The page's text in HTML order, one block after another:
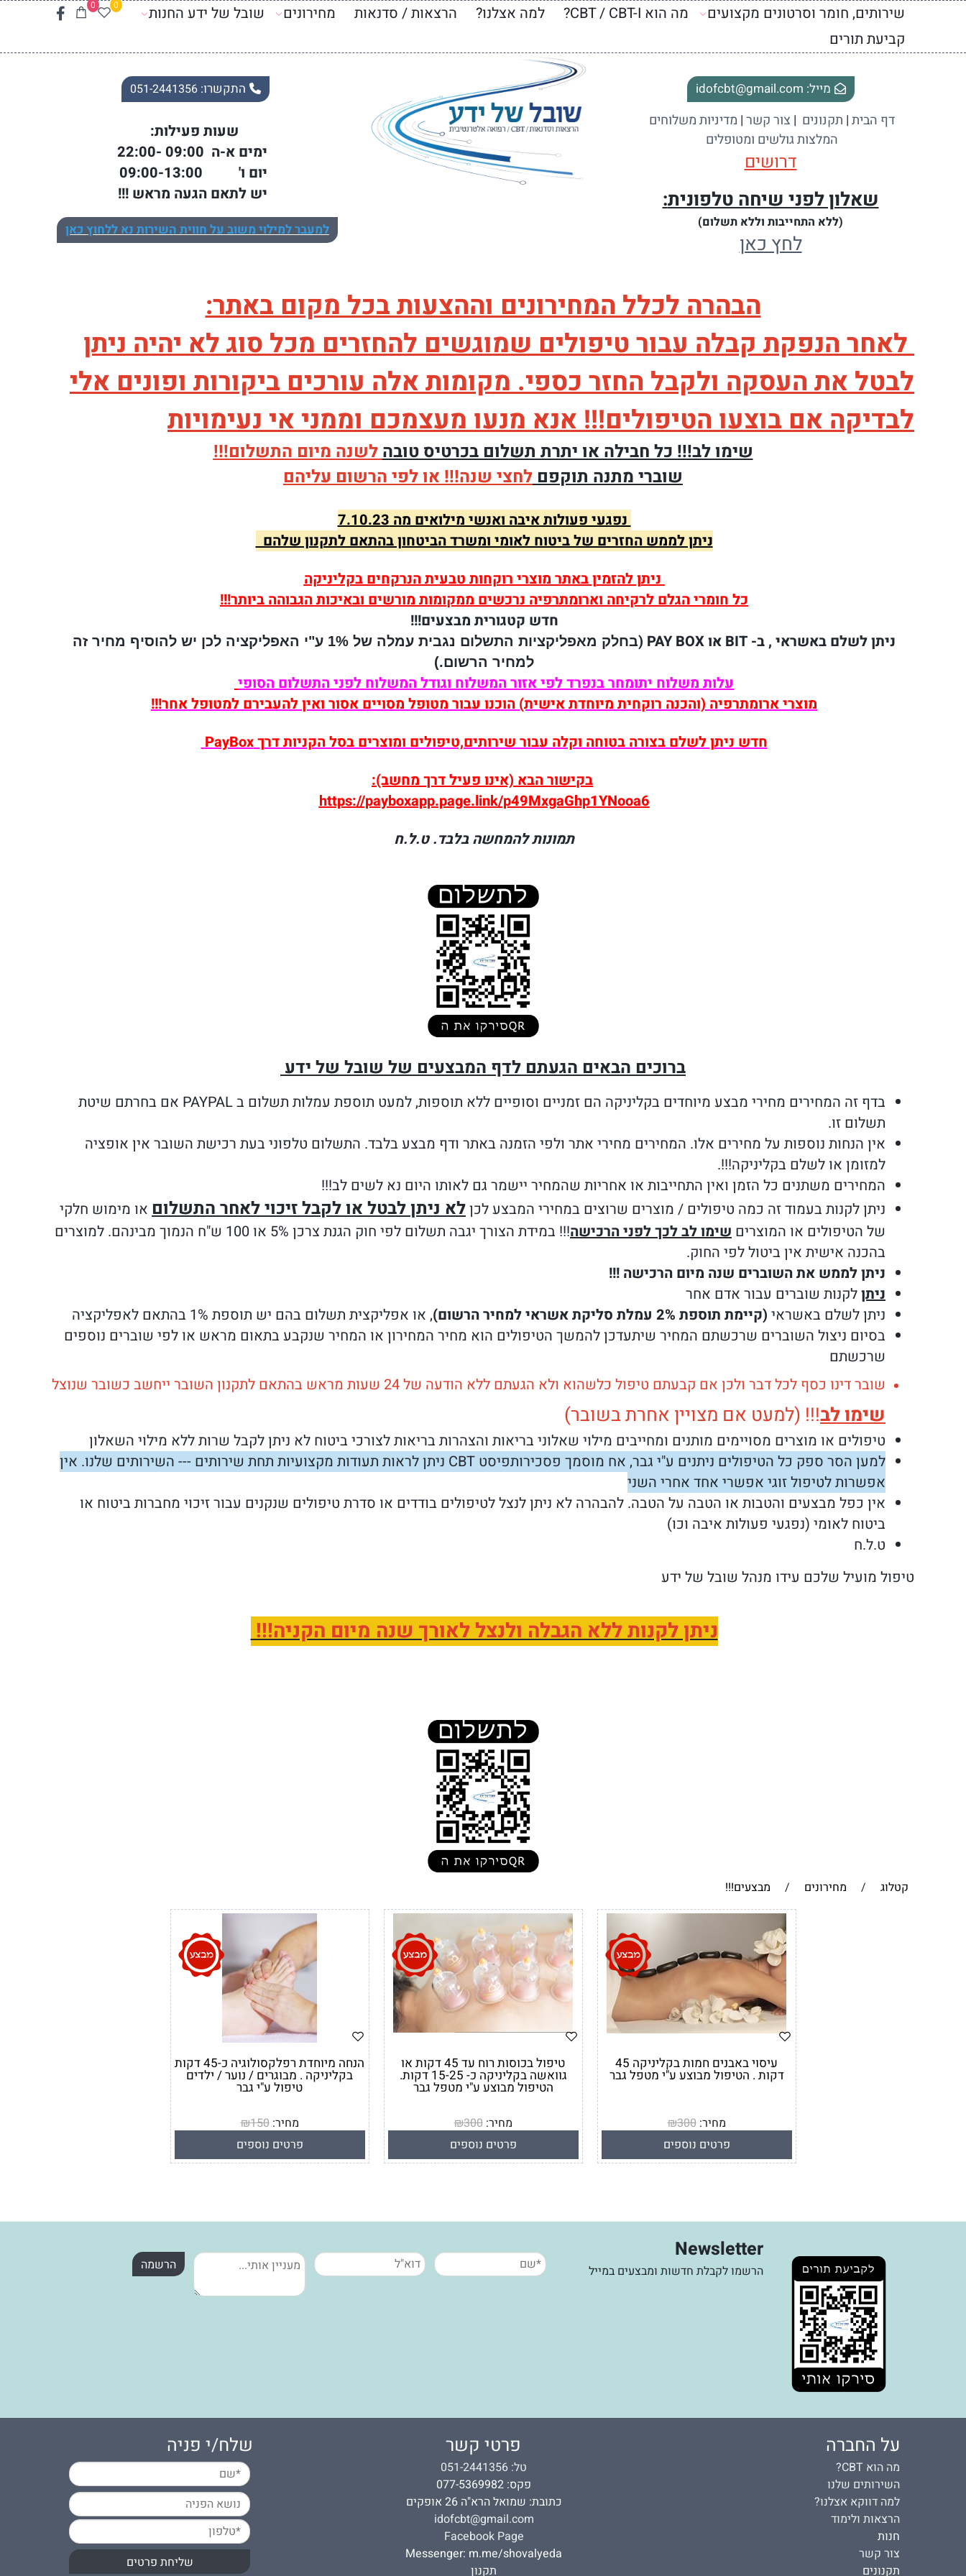
מייל: idofcbt@gmail.com
דף הבית| תקנונים | צור קשר| מדיניות משלוחים
המלצות גולשים ומטופלים
דרושים
שאלון לפני שיחה טלפונית:
(ללא התחייבות וללא תשלום)
לחץ כאן
התקשרו: 051-2441356
שעות פעילות:
ימים א-ה 09:00 -22:00
יום ו' 09:00-13:00
יש לתאם הגעה מראש !!!
למעבר למילוי משוב על חווית השירות נא ללחוץ כאן
0 0 שירותים, חומר וסרטונים מקצועים מה הוא CBT / CBT-I? למה אצלנו? הרצאות / סדנאות מחירונים
שובל של ידע החנות
קביעת תורים
הבהרה לכלל המחירונים וההצעות בכל מקום באתר:
לאחר הנפקת קבלה עבור טיפולים שמוגשים להחזרים מכל סוג לא יהיה ניתן
לבטל את העסקה ולקבל החזר כספי. מקומות אלה עורכים ביקורות ופונים אלי
לבדיקה אם בוצעו הטיפולים!!! אנא מנעו מעצמכם וממני אי נעימויות
שימו לב!!! כל חבילה או יתרת תשלום בכרטיס טובהלשנה מיום התשלום!!!
שוברי מתנה תוקפםלחצי שנה!!! או לפי הרשום עליהם
נפגעי פעולות איבה ואנשי מילואים מה 7.10.23
ניתן לממש החזרים של ביטוח לאומי ומשרד הביטחון בהתאם לתקנון שלהם
ניתן להזמיןבאתרמוצרי רוקחות טבעית הנרקחים בקליניקה
כל חומרי הגלם לרקיחה וארומתרפיה נרכשים ממקומות מורשים ובאיכות הגבוהה ביותר!!!
חדש קטגורית מבצעים!!!
ניתן לשלם באשראי , ב-
בחלק מאפליקציות התשלום נגבית עמלה של 1% ע"י האפליקציה לכן יש להוסיף מחיר זה
למחיר הרשום.)
עלות משלוח יתומחר בנפרד לפי אזור המשלוח וגודל המשלוח לפני התשלום הסופי
מוצרי ארומתרפיה (והכנה רוקחית מיוחדת אישית) הוכנו עבור מטופל מסויים אסור ואין להעבירם למטופל אחר!!!
חדש ניתן לשלם בצורה בטוחה וקלה עבור שירותים,טיפולים ומוצרים בסל הקניות דרך PayBox
בקישור הבא (אינו פעיל דרך מחשב):
https://payboxapp.page.link/p49MxgaGhp1YNooa6
תמונות להמחשה בלבד. ט.ל.ח
ברוכים הבאים הגעתם לדף המבצעים של שובל של ידע
בדף זה המחירים מחירי מבצע מיוחדים בקליניקה הם זמניים וסופיים ללא תוספות,
למעט תוספת עמלות תשלום ב PAYPAL אם בחרתם שיטת
תשלום זו.
אין הנחות נוספות על מחירים אלו. המחירים מחירי אתר ולפי הזמנה באתר ודף מבצע בלבד. התשלום טלפוני בעת רכישת השובר אין אופציה
למזומן או לשלם בקליניקה!!!.
המחירים משתנים כל הזמן ואין התחייבות או אחריות שהמחיר יישמר גם לאותו היום נא לשים לב!!!
ניתן לקנות בעמוד זה כמה טיפולים / מוצרים שרוצים במחירי המבצע לכןלא ניתן לבטל או לקבל זיכוי לאחר התשלום או מימוש חלקי
של הטיפולים או המוצרים שימו לב לכך לפני הרכישה
!!! במידת הצורך יגבה תשלום לפי חוק הגנת צרכן 5% או 100 ש"ח הנמוך מבינהם. למוצרים
בהכנה אישית אין ביטול לפי החוק.
ניתן לממש את השוברים שנה מיום הרכישה !!!
ניתןלקנות שוברים עבור אדם אחר
ניתן לשלם באשראי (קיימת תוספת 2% עמלת סליקת אשראי למחיר הרשום)
, או אפליקצית תשלום בהם יש תוספת 1% בהתאם לאפליקציה
בסיום ניצול השוברים שרכשתם המחיר שיתעדכן להמשך הטיפולים הוא מחיר המחירון או המחיר שנקבע בתאום מראש או לפי שוברים נוספים
שרכשתם
שובר דינו כסף לכל דבר ולכן אם קבעתם טיפול כלשהוא ולא הגעתם ללא הודעה של 24 שעות מראש בהתאם לתקנון השובר ייחשב כשובר שנוצל
שימו לב!!! (למעט אם מצויין אחרת בשובר)
טיפולים או מוצרים מסויימים מותנים ומחייבים מילוי שאלוני בריאות והצהרות בריאות לצורכי ביטוח לא ניתן לקבל שרות ללא מילוי השאלון
למען הסר ספק כל הטיפולים ניתנים ע"י גבר, אח מוסמך פסכירותפיסט CBT ניתן לראות תעודות מקצועיות תחת שירותים --- השירותים שלנו. אין
אפשרות לטיפול זוגי אפשרי אחד אחרי השני
אין כפל מבצעים והטבות או הטבה על הטבה. להבהרה לא ניתן לנצל לטיפולים בודדים או סדרת טיפולים שנקנים עבור זיכוי מחברות ביטוח או
ביטוח לאומי (נפגעי פעולות איבה וכו)
ט.ל.ח
טיפול מועיל שלכם עידו מנהל שובל של ידע
ניתן לקנות ללא הגבלה ולנצל לאורך שנה מיום הקניה!!!
קטלוג / מחירונים / מבצעים!!!
עיסוי באבנים חמות בקליניקה 45
דקות . הטיפול מבוצע ע"י מטפל גבר
מחיר: ₪300
מחיר מבצע:280
פרטים נוספים
טיפול בכוסות רוח עד 45 דקות או
גוואשה בקליניקה כ- 15-25 דקות.
הטיפול מבוצע ע"י מטפל גבר
מחיר: ₪300
מחיר מבצע:270
פרטים נוספים
הנחה מיוחדת רפלקסולוגיה כ-45 דקות
בקליניקה . מבוגרים / נוער / ילדים
טיפול ע"י גבר
מחיר: ₪150
מחיר מבצע:135
פרטים נוספים
Newsletter
הרשמו לקבלת חדשות ומבצעים במייל
על החברה
מה הוא CBT?
השירותים שלנו
למה דווקא אצלנו?
הרצאות ולימוד
חנות
צור קשר
תקנונים
פרטי קשר
טל: 051-2441356
פקס: 077-5369982
כתובת: שמואל הרא"ה 26 אופקים
idofcbt@gmail.com
Facebook Page
Messenger: m.me/shovalyeda
תקנון
שלח/י פניה